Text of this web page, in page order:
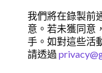
我們將在錄製前
意。若未獲同意
手。如對這些活
請透過